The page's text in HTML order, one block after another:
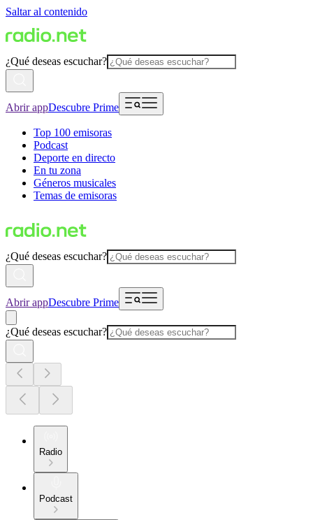
Saltar al contenido
¿Qué deseas escuchar?
Abrir appDescubre Prime
Top 100 emisoras
Podcast
Deporte en directo
En tu zona
Géneros musicales
Temas de emisoras
¿Qué deseas escuchar?
Abrir appDescubre Prime
¿Qué deseas escuchar?
Radio
Podcast